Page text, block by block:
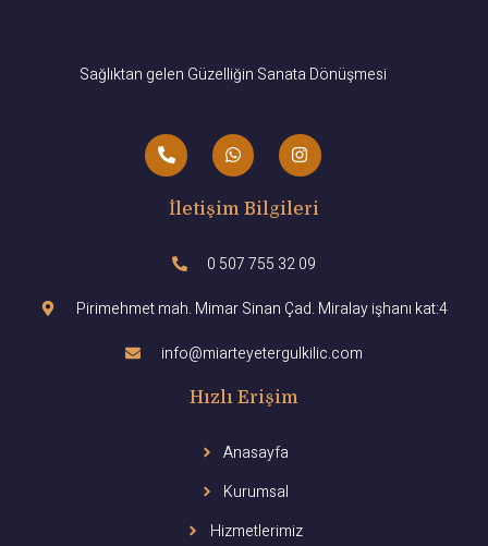
Sağlıktan gelen Güzelliğin Sanata Dönüşmesi
İletişim Bilgileri
0 507 755 32 09
Pirimehmet mah. Mimar Sinan Çad. Miralay işhanı kat:4
info@miarteyetergulkilic.com
Hızlı Erişim
Anasayfa
Kurumsal
Hizmetlerimiz